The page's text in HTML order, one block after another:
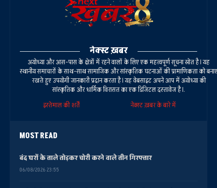
नेक्स्ट ख़बर
अयोध्या और आस-पास के क्षेत्रों में रहने वालों के लिए एक महत्वपूर्ण सूचना स्रोत है। यह
स्थानीय समाचारों के साथ-साथ सामाजिक और सांस्कृतिक घटनाओं की प्रामाणिकता को बनाए
रखते हुए उपयोगी जानकारी प्रदान करता है। यह वेबसाइट अपने आप में अयोध्या की
सांस्कृतिक और धार्मिक विरासत का एक डिजिटल दस्तावेज है।.
इस्तेमाल की शर्तें
नेक्स्ट ख़बर के बारे में
MOST READ
बंद घरों के ताले तोड़कर चोरी करने वाले तीन गिरफ्तार
06/08/2026 23:55